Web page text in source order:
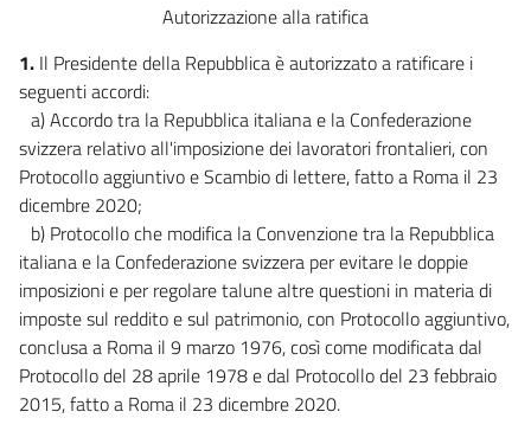
art. 7
art. 8
art. 9
art. 10
Protocollo aggiuntivo
Protocollo modifica Convenzione
art. I
art. II
Scambio di lettere
Scambio di lettere
Autorizzazione alla ratifica
1. Il Presidente della Repubblica è autorizzato a ratificare i
seguenti accordi:
a) Accordo tra la Repubblica italiana e la Confederazione
svizzera relativo all'imposizione dei lavoratori frontalieri, con
Protocollo aggiuntivo e Scambio di lettere, fatto a Roma il 23
dicembre 2020;
b) Protocollo che modifica la Convenzione tra la Repubblica
italiana e la Confederazione svizzera per evitare le doppie
imposizioni e per regolare talune altre questioni in materia di
imposte sul reddito e sul patrimonio, con Protocollo aggiuntivo,
conclusa a Roma il 9 marzo 1976, così come modificata dal
Protocollo del 28 aprile 1978 e dal Protocollo del 23 febbraio
2015, fatto a Roma il 23 dicembre 2020.